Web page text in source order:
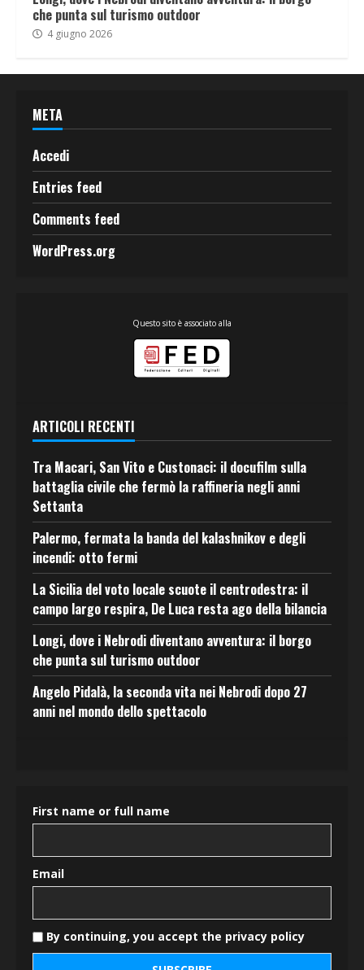
che punta sul turismo outdoor
4 giugno 2026
META
Accedi
Entries feed
Comments feed
WordPress.org
Questo sito è associato alla
ARTICOLI RECENTI
Tra Macari, San Vito e Custonaci: il docufilm sulla
battaglia civile che fermò la raffineria negli anni
Settanta
Palermo, fermata la banda del kalashnikov e degli
incendi: otto fermi
La Sicilia del voto locale scuote il centrodestra: il
campo largo respira, De Luca resta ago della bilancia
Longi, dove i Nebrodi diventano avventura: il borgo
che punta sul turismo outdoor
Angelo Pidalà, la seconda vita nei Nebrodi dopo 27
anni nel mondo dello spettacolo
First name or full name
Email
By continuing, you accept the privacy policy